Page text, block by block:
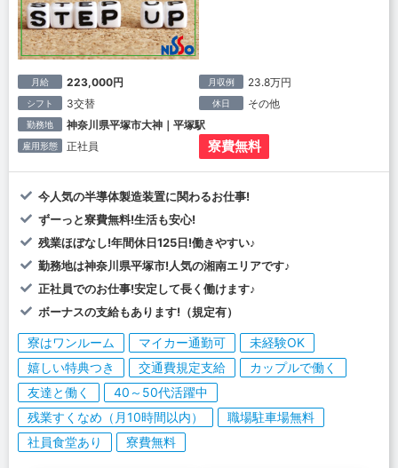
月給 223,000円 月収例 23.8万円
シフト 3交替 休日 その他
勤務地 神奈川県平塚市大神｜平塚駅
雇用形態 正社員 寮費無料
今人気の半導体製造装置に関わるお仕事!
ずーっと寮費無料!生活も安心!
残業ほぼなし!年間休日125日!働きやすい♪
勤務地は神奈川県平塚市!人気の湘南エリアです♪
正社員でのお仕事!安定して長く働けます♪
ボーナスの支給もあります!（規定有）
寮はワンルーム マイカー通勤可
未経験OK
嬉しい特典つき
交通費規定支給
カップルで働く
友達と働く
40～50代活躍中
残業すくなめ（月10時間以内）
職場駐車場無料
社員食堂あり
寮費無料